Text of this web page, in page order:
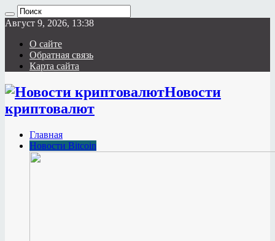
Август 9, 2026, 13:38
О сайте
Обратная связь
Карта сайта
Новости
криптовалют
Главная
Новости Bitcoin